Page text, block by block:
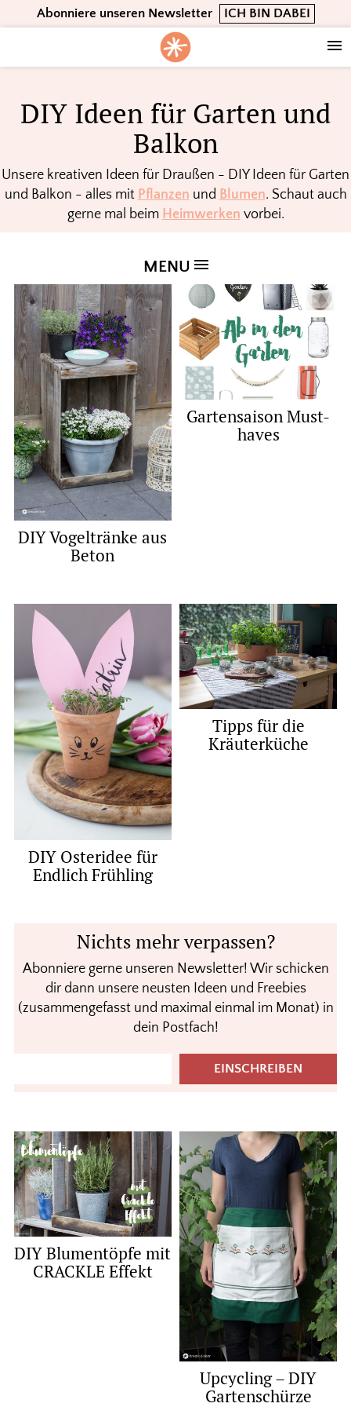
to
navigation
to
content
to
Abonniere unseren Newsletter ICH BIN DABEI
DIY Ideen für Garten und
Balkon
Unsere kreativen Ideen für Draußen - DIY Ideen für Garten
und Balkon - alles mit Pflanzen und Blumen. Schaut auch
gerne mal beim Heimwerken vorbei.
MENU
DIY Vogeltränke aus
Beton
Gartensaison Must-
haves
DIY Osteridee für
Endlich Frühling
Tipps für die
Kräuterküche
Nichts mehr verpassen?
Abonniere gerne unseren Newsletter! Wir schicken
dir dann unsere neusten Ideen und Freebies
(zusammengefasst und maximal einmal im Monat) in
dein Postfach!
DIY Blumentöpfe mit
CRACKLE Effekt
Upcycling – DIY
Gartenschürze